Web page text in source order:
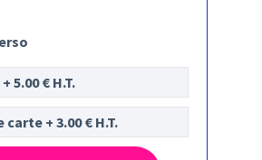
+ 5.00 € H.T.
carte + 3.00 € H.T.